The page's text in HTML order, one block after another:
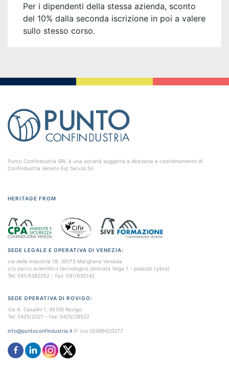
Per i dipendenti della stessa azienda, sconto
del 10% dalla seconda iscrizione in poi a valere
sullo stesso corso.
Punto Confindustria SRL è una società soggetta a direzione e coordinamento di
Confindustria Veneto Est Servizi Srl
HERITAGE FROM
SEDE LEGALE E OPERATIVA DI VENEZIA:
via delle Industrie 19, 30175 Marghera-Venezia
c/o parco scientifico tecnologico (entrata Vega 1 - palazzo Lybra)
Tel: 041/5382052 - fax: 041/935142
SEDE OPERATIVA DI ROVIGO:
Via A. Casalini 1, 45100 Rovigo
Tel: 0425/2021 - fax: 0425/28522
info@puntoconfindustria.it P: Iva 02499420277